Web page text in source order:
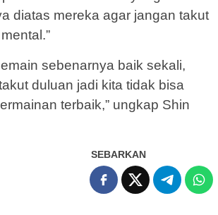
diatas mereka agar jangan takut
sebenarnya baik sekali,
duluan jadi kita tidak bisa
terbaik,” ungkap Shin
SEBARKAN